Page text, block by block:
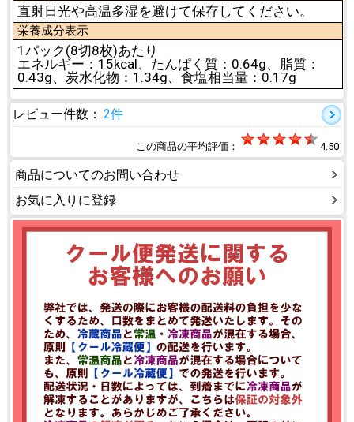
直射日光や高温多湿を避けて保存してください。
栄養成分表示
1パック(8切8枚)あたり
エネルギー：15kcal、たんぱく質：0.64g、脂質：
0.43g、炭水化物：1.34g、食塩相当量：0.17g
レビュー件数： 2件
この商品の平均評価： 4.50
商品についてのお問い合わせ
お気に入りに登録